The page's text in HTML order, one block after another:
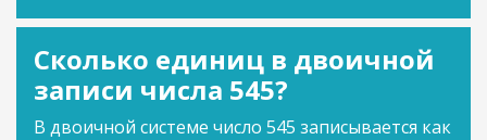
Сколько единиц в двоичной
записи числа 545?
В двоичной системе число 545 записывается как